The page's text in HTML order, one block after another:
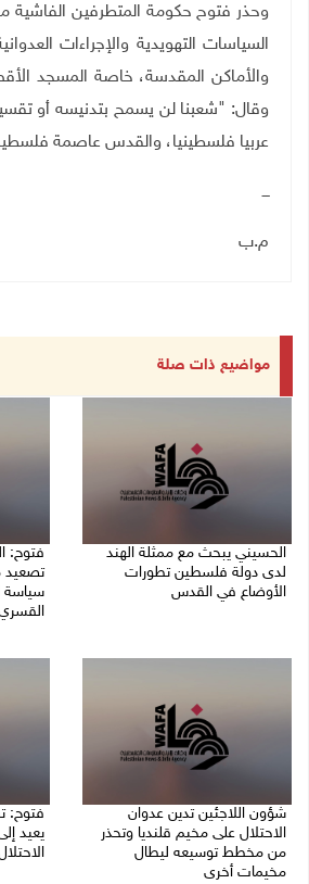
وحذر فتوح حكومة المتطرفين الفاشية
السياسات التهويدية والإجراءات
والأماكن المقدسة، خاصة المسجد
وقال: "شعبنا لن يسمح بتدنيسه أو
عربيا فلسطينيا، والقدس عاصمة
ـــ
م.ب
مواضيع ذات صلة
الحسيني يبحث مع ممثلة الهند
لدى دولة فلسطين تطورات
الأوضاع في القدس
فتوح:
تصعيد
سياسة
شؤون اللاجئين تدين عدوان
الاحتلال على مخيم قلنديا وتحذر
من مخطط توسيعه ليطال
مخيمات أخرى
يعيد